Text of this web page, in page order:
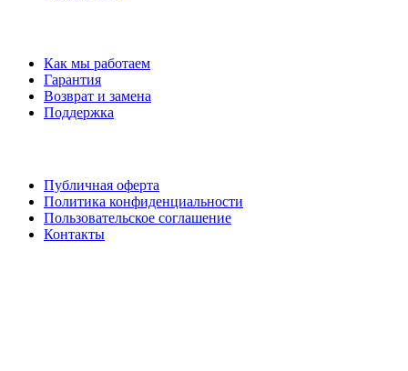
Как мы работаем
Гарантия
Возврат и замена
Поддержка
Публичная оферта
Политика конфиденциальности
Пользовательское соглашение
Контакты